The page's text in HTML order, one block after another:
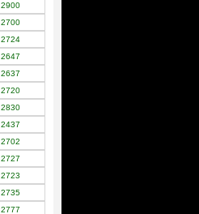
2900
2700
2724
2647
2637
2720
2830
2437
2702
2727
2723
2735
2777